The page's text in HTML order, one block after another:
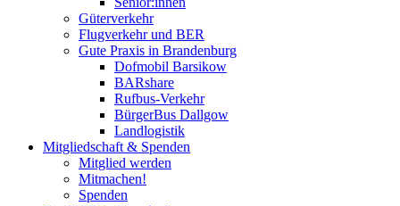
Güterverkehr
Flugverkehr und BER
Gute Praxis in Brandenburg
Dofmobil Barsikow
BARshare
Rufbus-Verkehr
BürgerBus Dallgow
Landlogistik
Mitgliedschaft & Spenden
Mitglied werden
Mitmachen!
Spenden